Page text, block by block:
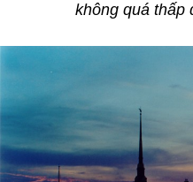
không quá thấp